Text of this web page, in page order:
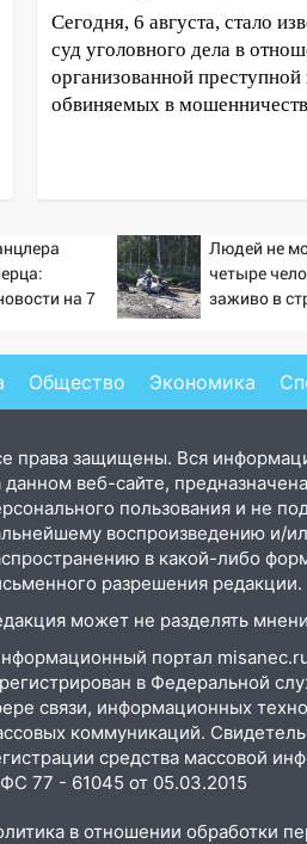
Сегодня, 6 августа, стало
суд уголовного дела в
организованной
обвиняемых в
на 7
Людей не
четыре
заживо в
Общество Экономика
права защищены. Вся
данном веб-сайте,
пользования и не
воспроизведению и/
в какой-либо
разрешения редакции.
может не разделять
портал
в Федеральной
связи, информационных
коммуникаций.
средства массовой
77 - 61045 от 05.03.2015
в отношении обработки